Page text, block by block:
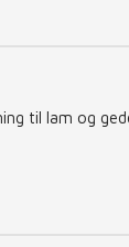
til lam og